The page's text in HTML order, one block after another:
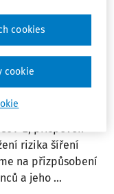
COVID-
šířením
situace
2, příspěvek
rizika šíření
na přizpůsobení
a jeho ...
cookies
cookie